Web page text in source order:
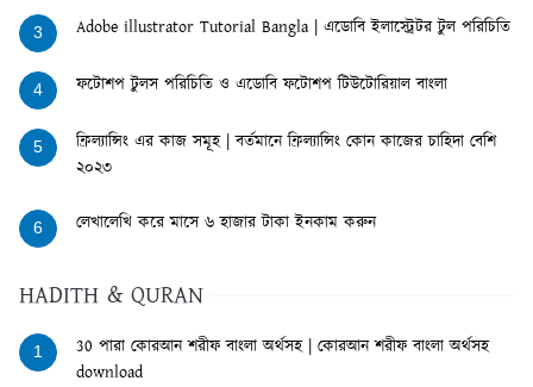
3 Adobe illustrator Tutorial Bangla | এডোবি ইলাস্ট্রেটর টুল পরিচিতি
4 ফটোশপ টুলস পরিচিতি ও এডোবি ফটোশপ টিউটোরিয়াল বাংলা
5
ফ্রিল্যান্সিং এর কাজ সমূহ | বর্তমানে ফ্রিল্যান্সিং কোন কাজের চাহিদা বেশি
২০২৩
6 লেখালেখি করে মাসে ৬ হাজার টাকা ইনকাম করুন
HADITH & QURAN
1
30 পারা কোরআন শরীফ বাংলা অর্থসহ | কোরআন শরীফ বাংলা অর্থসহ
download